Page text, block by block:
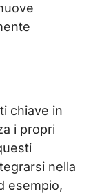
chiave in
i propri
nella
esempio,